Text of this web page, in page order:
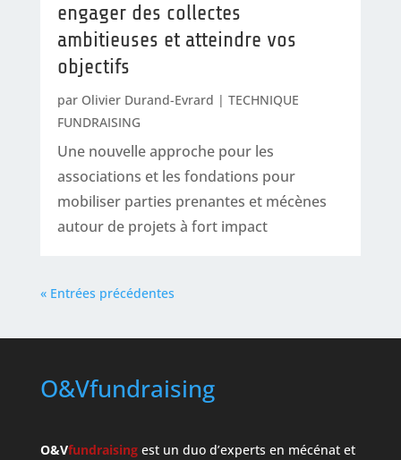
engager des collectes
ambitieuses et atteindre vos
objectifs
par Olivier Durand-Evrard | TECHNIQUE
FUNDRAISING
Une nouvelle approche pour les
associations et les fondations pour
mobiliser parties prenantes et mécènes
autour de projets à fort impact
« Entrées précédentes
O&Vfundraising
O&Vfundraisingest un duo d’experts en mécénat et